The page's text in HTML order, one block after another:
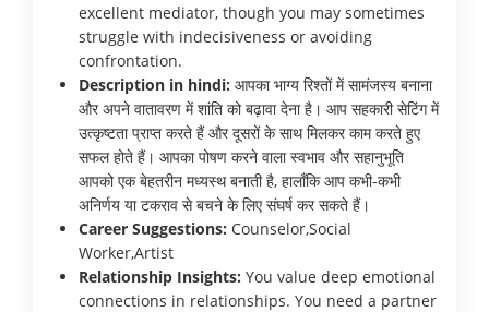
excellent mediator, though you may sometimes
struggle with indecisiveness or avoiding
confrontation.
Description in hindi: आपका भाग्य रिश्तों में सामंजस्य बनाना
और अपने वातावरण में शांति को बढ़ावा देना है। आप सहकारी सेटिंग में
उत्कृष्टता प्राप्त करते हैं और दूसरों के साथ मिलकर काम करते हुए
सफल होते हैं। आपका पोषण करने वाला स्वभाव और सहानुभूति
आपको एक बेहतरीन मध्यस्थ बनाती है, हालाँकि आप कभी-कभी
अनिर्णय या टकराव से बचने के लिए संघर्ष कर सकते हैं।
Career Suggestions: Counselor,Social
Worker,Artist
Relationship Insights: You value deep emotional
connections in relationships. You need a partner